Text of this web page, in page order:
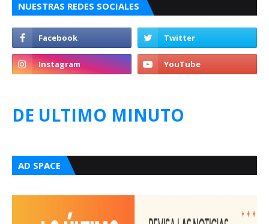
NUESTRAS REDES SOCIALES
DE ULTIMO MINUTO
AD SPACE